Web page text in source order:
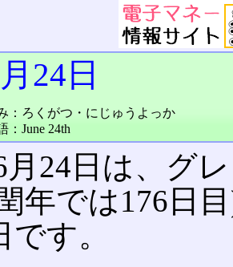
24日
：ろくがつ・にじゅうよっか
：June 24th
月24日は、グ
年では176日
です。